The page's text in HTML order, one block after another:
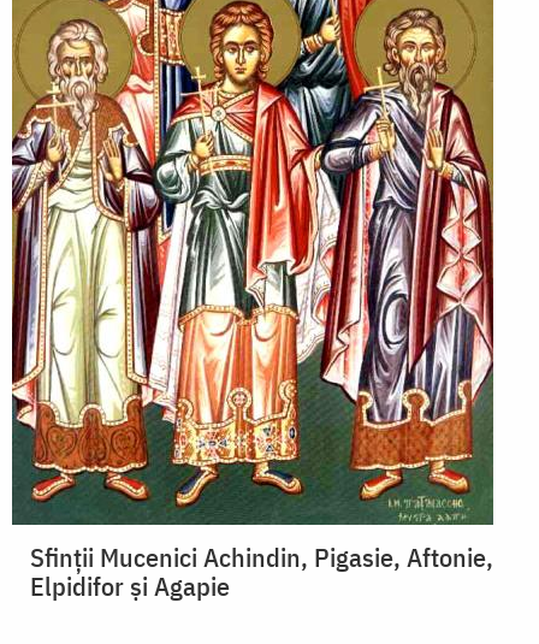
Sfinții Mucenici Achindin, Pigasie, Aftonie,
Elpidifor și Agapie